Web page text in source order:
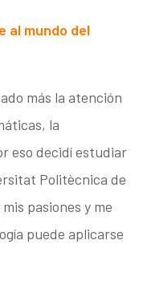
al mundo del
más la atención
la
eso decidí estudiar
Politècnica de
pasiones y me
puede aplicarse